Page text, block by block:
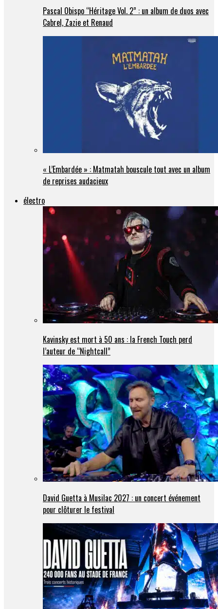
Pascal Obispo “Héritage Vol. 2” : un album de duos avec
Cabrel, Zazie et Renaud
« L’Embardée » : Matmatah bouscule tout avec un album
de reprises audacieux
électro
Kavinsky est mort à 50 ans : la French Touch perd
l’auteur de “Nightcall”
David Guetta à Musilac 2027 : un concert événement
pour clôturer le festival